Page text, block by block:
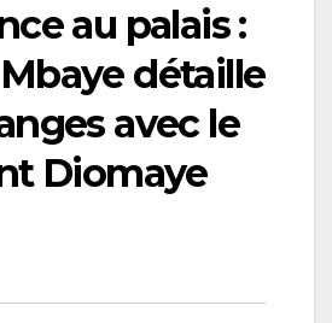
au palais :
détaille
avec le
Diomaye